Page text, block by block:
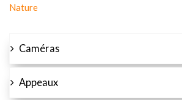
Nature
Caméras
Appeaux